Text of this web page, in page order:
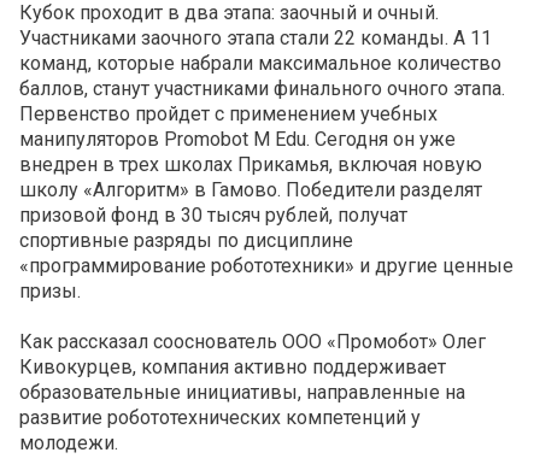
Кубок проходит в два этапа: заочный и очный.
Участниками заочного этапа стали 22 команды. А 11
команд, которые набрали максимальное количество
баллов, станут участниками финального очного этапа.
Первенство пройдет с применением учебных
манипуляторов Promobot M Edu. Сегодня он уже
внедрен в трех школах Прикамья, включая новую
школу «Алгоритм» в Гамово. Победители разделят
призовой фонд в 30 тысяч рублей, получат
спортивные разряды по дисциплине
«программирование робототехники» и другие ценные
призы.
Как рассказал сооснователь ООО «Промобот» Олег
Кивокурцев, компания активно поддерживает
образовательные инициативы, направленные на
развитие робототехнических компетенций у
молодежи.